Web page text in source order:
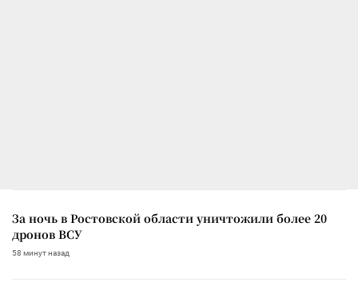
За ночь в Ростовской области уничтожили более 20
дронов ВСУ
58 минут назад